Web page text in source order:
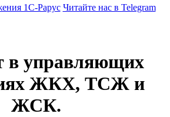
1С-Рарус Читайте нас в Telegram
в управляющих
ЖКХ, ТСЖ и
ЖСК.